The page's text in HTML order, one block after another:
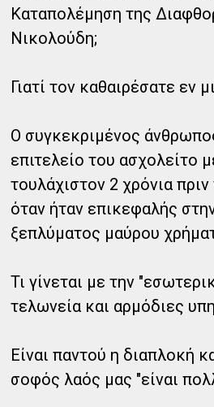
Καταπολέμηση της
Νικολούδη;
Γιατί τον καθαιρέσατε εν
Ο συγκεκριμένος
επιτελείο του ασχολείτο
τουλάχιστον 2 χρόνια
όταν ήταν επικεφαλής
ξεπλύματος μαύρου
Τι γίνεται με την
τελωνεία και αρμόδιες
Είναι παντού η διαπλοκή
σοφός λαός μας "είναι